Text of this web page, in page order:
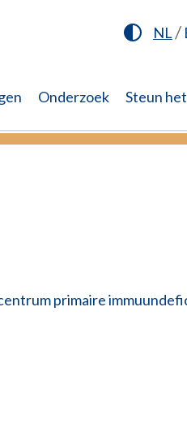
NL/
Onderzoek Steun
primaire